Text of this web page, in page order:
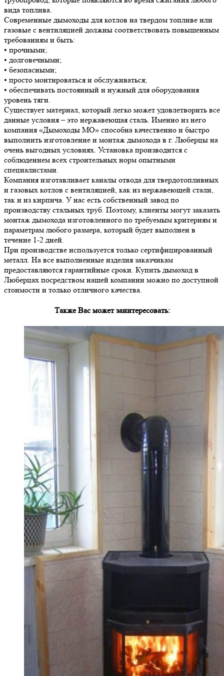
вида топлива.
Современные дымоходы для котлов на твердом топливе или
газовые с вентиляцией должны соответствовать повышенным
требованиям и быть:
• прочными;
• долговечными;
• безопасными;
• просто монтироваться и обслуживаться;
• обеспечивать постоянный и нужный для оборудования
уровень тяги.
Существует материал, который легко может удовлетворить все
данные условия – это нержавеющая сталь. Именно из него
компания «Дымоходы МО» способна качественно и быстро
выполнить изготовление и монтаж дымохода в г. Люберцы на
очень выгодных условиях. Установка производится с
соблюдением всех строительных норм опытными
специалистами.
Компания изготавливает каналы отвода для твердотопливных
и газовых котлов с вентиляцией, как из нержавеющей стали,
так и из кирпича. У нас есть собственный завод по
производству стальных труб. Поэтому, клиенты могут заказать
монтаж дымохода изготовленного по требуемым критериям и
параметрам любого размера, который будет выполнен в
течение 1-2 дней.
При производстве используется только сертифицированный
металл. На все выполненные изделия заказчикам
предоставляются гарантийные сроки. Купить дымоход в
Люберцах посредством нашей компании можно по доступной
стоимости и только отличного качества.
Также Вас может заинтересовать: